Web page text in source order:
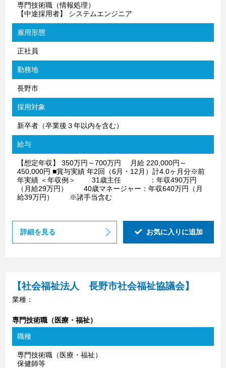
専門技術職（情報処理）
【中途採用者】 システムエンジニア
雇用形態
正社員
勤務地
長野市
採用対象
新卒者（卒業後３年以内を含む）
給与
【想定年収】 350万円～700万円 月給 220,000円～
450,000円 ■賞与実績 年2回（6月・12月）計4.0ヶ月分※前
年実績 ＜年収例＞ 31歳主任 ：年収490万円
（月給29万円） 40歳マネージャー：年収640万円（月
給39万円） ※諸手当含む
詳細を見る お気に入りに追加
【社会福祉法人 長野市社会福祉協議会】
業種：
専門技術職（医療・福祉）
職種
専門技術職（医療・福祉）
保健師等